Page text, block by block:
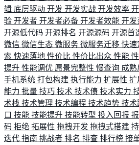
辑 底层驱动 开发 开发实战 开发效率
验 开发者 开发者必备 开发者效能 开发
开源低代码 开源排名 开源源码 开源首
微信 微信生态 微服务 微服务迁移 快速
索 快速落地 性价比 性价比出众 性能
提升 性能调优 愿景完整性 慢查询 成熟
手机系统 打包构建 执行能力 扩展性 扩
能力 批量 技巧 技术 技术债 技术实力
术栈 技术管理 技术编程 技术趋势 技术
口 技能 技能提升 技能转型 投入回报
码 拒绝 拓展性 拖拽开发 拖拽式搭建
迭代 指南 挑战者 排名 排查 排行榜 接